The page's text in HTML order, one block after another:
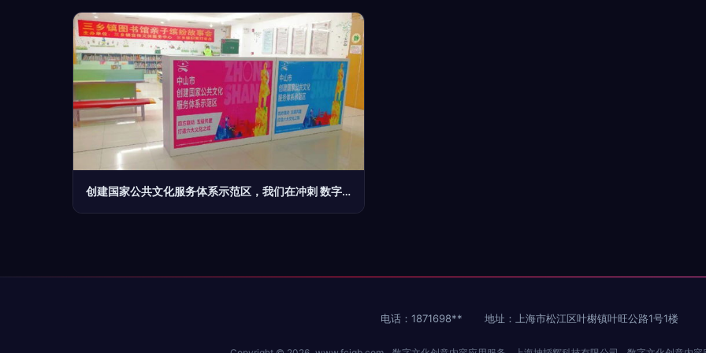
创建国家公共文化服务体系示范区，我们在冲刺 数字文化创意内容应用服务的探索与实践
电话：1871698** 地址：上海市松江区叶榭镇叶旺公路1号1楼